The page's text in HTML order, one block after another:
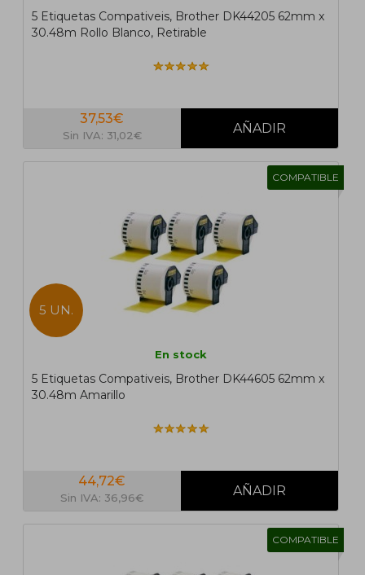
5 Etiquetas Compativeis, Brother DK44205 62mm x
30.48m Rollo Blanco, Retirable
37,53€
Sin IVA: 31,02€
COMPATIBLE
5 UN.
En stock
5 Etiquetas Compativeis, Brother DK44605 62mm x
30.48m Amarillo
44,72€
Sin IVA: 36,96€
COMPATIBLE